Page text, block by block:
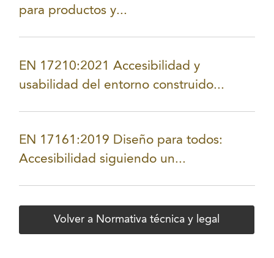
para productos y...
EN 17210:2021 Accesibilidad y
usabilidad del entorno construido...
EN 17161:2019 Diseño para todos:
Accesibilidad siguiendo un...
Volver a Normativa técnica y legal